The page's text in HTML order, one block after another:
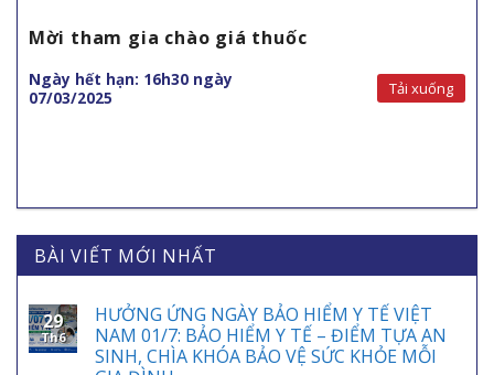
Mời tham gia chào giá thuốc
Ngày hết hạn: 16h30 ngày
07/03/2025
Tải xuống
BÀI VIẾT MỚI NHẤT
29
Th6
HƯỞNG ỨNG NGÀY BẢO HIỂM Y TẾ VIỆT
NAM 01/7: BẢO HIỂM Y TẾ – ĐIỂM TỰA AN
SINH, CHÌA KHÓA BẢO VỆ SỨC KHỎE MỖI